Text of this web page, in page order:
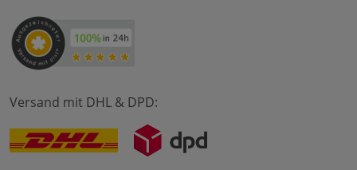
Versand mit DHL & DPD: